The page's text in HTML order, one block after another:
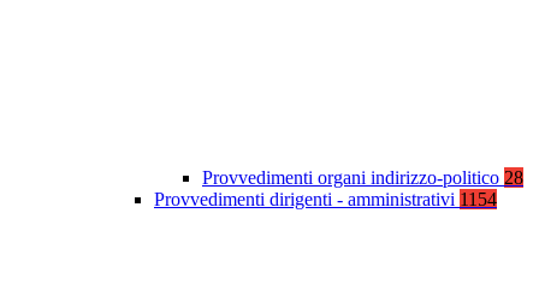
Provvedimenti organi indirizzo-politico 28
Provvedimenti dirigenti - amministrativi 1154